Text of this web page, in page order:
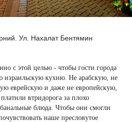
Ул. Нахалат Бентямин
с этой целью - чтобы гости города
израильскую кухню. Не арабскую, не
еврейскую и даже не европейскую,
втридорога за плохо
блюда. Чтобы они смогли
наше пресловутое